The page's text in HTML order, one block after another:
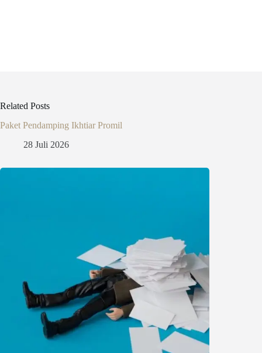
Related Posts
Paket Pendamping Ikhtiar Promil
28 Juli 2026